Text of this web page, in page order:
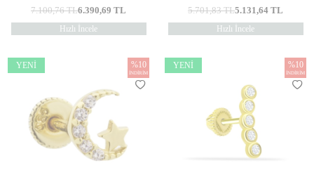
7.100,76TL6.390,69 TL
Hızlı İncele
5.701,83TL5.131,64 TL
Hızlı İncele
YENI %10
İNDIRIM
YENI %10
İNDIRIM